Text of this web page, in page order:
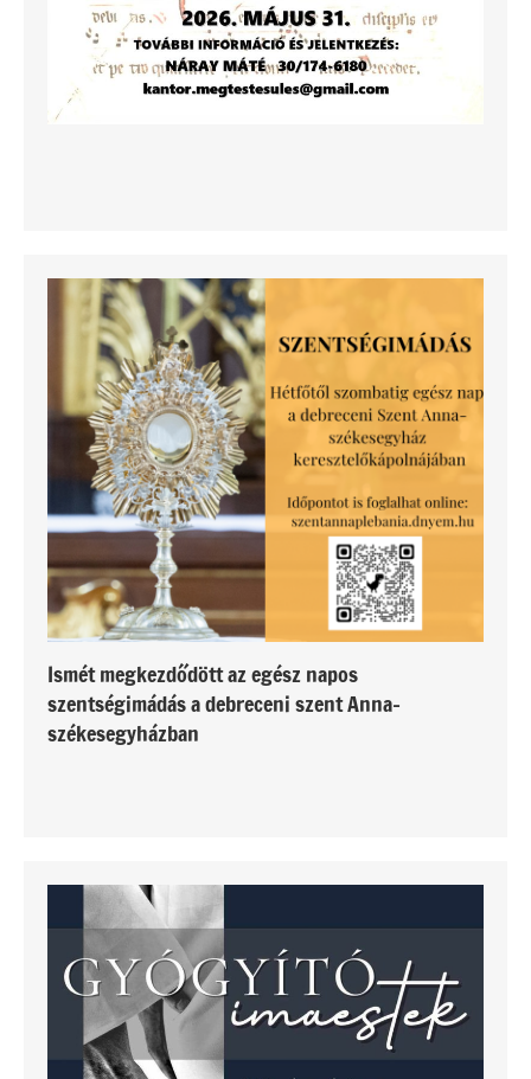
Ismét megkezdődött az egész napos
szentségimádás a debreceni szent Anna-
székesegyházban